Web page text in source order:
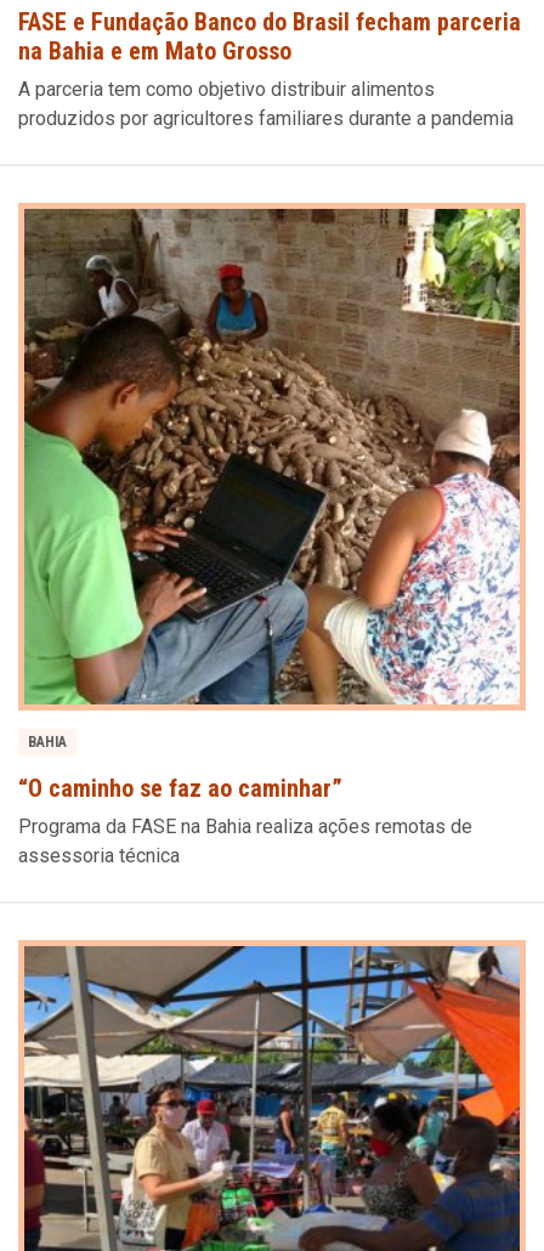
FASE e Fundação Banco do Brasil fecham parceria
na Bahia e em Mato Grosso
A parceria tem como objetivo distribuir alimentos
produzidos por agricultores familiares durante a pandemia
BAHIA
“O caminho se faz ao caminhar”
Programa da FASE na Bahia realiza ações remotas de
assessoria técnica